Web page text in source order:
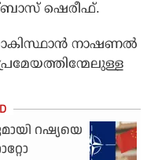
ഷെരീഫ്.
നാഷണല്‍
റഷ്യയെ